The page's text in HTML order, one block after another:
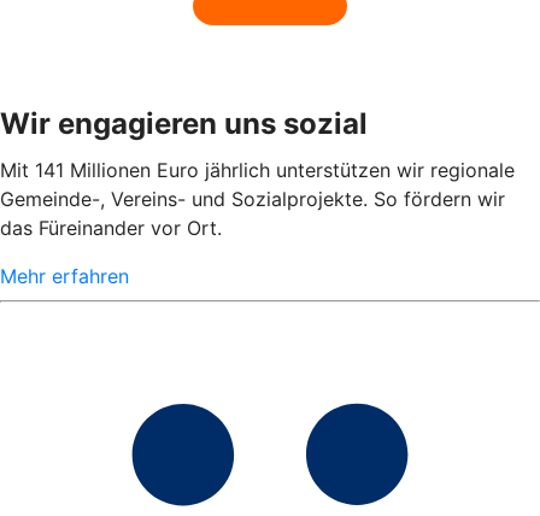
Wir engagieren uns sozial
Mit 141 Millionen Euro jährlich unterstützen wir regionale
Gemeinde-, Vereins- und Sozialprojekte. So fördern wir
das Füreinander vor Ort.
Mehr erfahren